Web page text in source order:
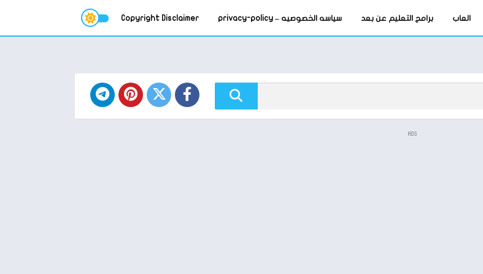
العاب برامج التعليم عن بعد سياسه الخصوصيه – privacy-policy Copyright Disclaimer
ADS